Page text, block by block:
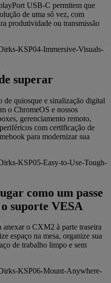
USB-C permitem que
de uma só vez, com
produtividade ou transmissão
superar
de quiosque e sinalização digital
o ChromeOS e nossos
gerenciamento remoto,
com certificação de
para modernizar sua
como um passe
suporte VESA
o CXM2 à parte traseira
espaço na mesa, organize sua
de trabalho limpo e sem